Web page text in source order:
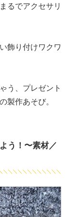
るでアクセサリ
飾り付けワクワ
う、プレゼント
製作あそび。
う！〜素材／